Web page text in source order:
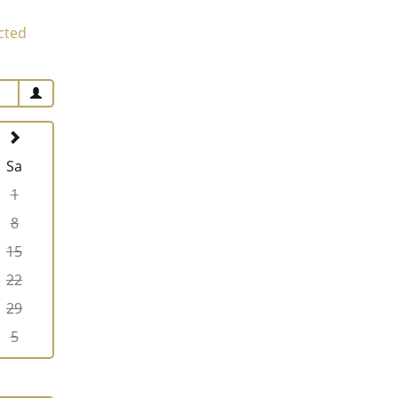
Sa
1
8
15
22
29
5